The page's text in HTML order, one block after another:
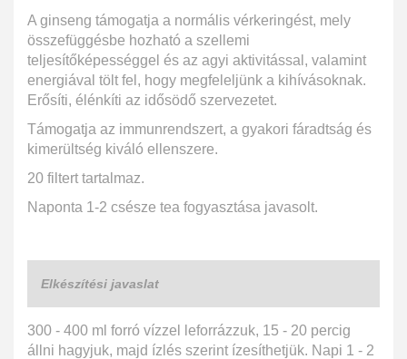
A ginseng támogatja a normális vérkeringést, mely
összefüggésbe hozható a szellemi
teljesítőképességgel és az agyi aktivitással, valamint
energiával tölt fel, hogy megfeleljünk a kihívásoknak.
Erősíti, élénkíti az idősödő szervezetet.
Támogatja az immunrendszert, a gyakori fáradtság és
kimerültség kiváló ellenszere.
20 filtert tartalmaz.
Naponta 1-2 csésze tea fogyasztása javasolt.
Elkészítési javaslat
300 - 400 ml forró vízzel leforrázzuk, 15 - 20 percig
állni hagyjuk, majd ízlés szerint ízesíthetjük. Napi 1 - 2